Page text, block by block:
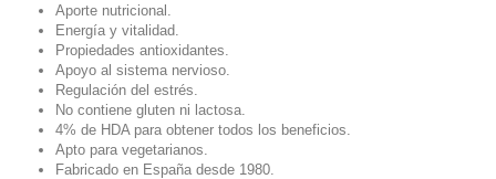
Aporte nutricional.
Energía y vitalidad.
Propiedades antioxidantes.
Apoyo al sistema nervioso.
Regulación del estrés.
No contiene gluten ni lactosa.
4% de HDA para obtener todos los beneficios.
Apto para vegetarianos.
Fabricado en España desde 1980.